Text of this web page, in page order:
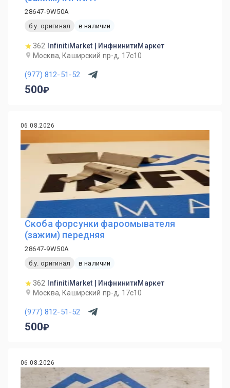
28647-9W50A
б.у. оригинал
в наличии
362
InfinitiMarket | ИнфнинитиМаркет
Москва, Каширский пр-д, 17с10
(977) 812-51-52
500
06.08.2026
Скоба форсунки фароомывателя
(зажим) передняя
28647-9W50A
б.у. оригинал
в наличии
362
InfinitiMarket | ИнфнинитиМаркет
Москва, Каширский пр-д, 17с10
(977) 812-51-52
500
06.08.2026